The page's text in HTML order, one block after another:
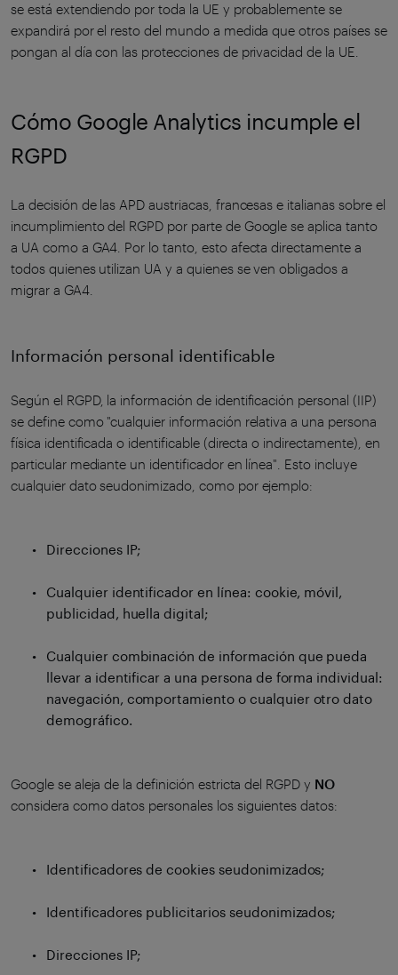
se está extendiendo por toda la UE y probablemente se
expandirá por el resto del mundo a medida que otros países se
pongan al día con las protecciones de privacidad de la UE.
Cómo Google Analytics incumple el
RGPD
La decisión de las APD austriacas, francesas e italianas sobre el
incumplimiento del RGPD por parte de Google se aplica tanto
a UA como a GA4. Por lo tanto, esto afecta directamente a
todos quienes utilizan UA y a quienes se ven obligados a
migrar a GA4.
Información personal identificable
Según el RGPD, la información de identificación personal (IIP)
se define como "cualquier información relativa a una persona
física identificada o identificable (directa o indirectamente), en
particular mediante un identificador en línea". Esto incluye
cualquier dato seudonimizado, como por ejemplo:
Direcciones IP;
Cualquier identificador en línea: cookie, móvil,
publicidad, huella digital;
Cualquier combinación de información que pueda
llevar a identificar a una persona de forma individual:
navegación, comportamiento o cualquier otro dato
demográfico.
Google se aleja de la definición estricta del RGPD y NO
considera como datos personales los siguientes datos:
Identificadores de cookies seudonimizados;
Identificadores publicitarios seudonimizados;
Direcciones IP;